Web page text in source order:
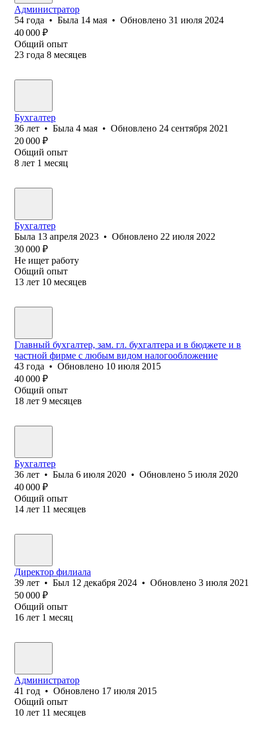
Администратор
54 года • Была 14 мая • Обновлено 31 июля 2024
40 000 ₽
Общий опыт
23 года 8 месяцев
Бухгалтер
36 лет • Была 4 мая • Обновлено 24 сентября 2021
20 000 ₽
Общий опыт
8 лет 1 месяц
Бухгалтер
Была 13 апреля 2023 • Обновлено 22 июля 2022
30 000 ₽
Не ищет работу
Общий опыт
13 лет 10 месяцев
Главный бухгалтер, зам. гл. бухгалтера и в бюджете и в
частной фирме с любым видом налогообложение
43 года • Обновлено 10 июля 2015
40 000 ₽
Общий опыт
18 лет 9 месяцев
Бухгалтер
36 лет • Была 6 июля 2020 • Обновлено 5 июля 2020
40 000 ₽
Общий опыт
14 лет 11 месяцев
Директор филиала
39 лет • Был 12 декабря 2024 • Обновлено 3 июля 2021
50 000 ₽
Общий опыт
16 лет 1 месяц
Администратор
41 год • Обновлено 17 июля 2015
Общий опыт
10 лет 11 месяцев